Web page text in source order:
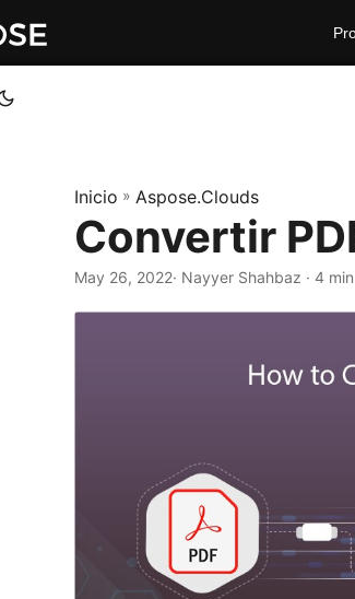
Inicio » Aspose.Clouds
Convertir
May 26, 2022· Nayyer Shahbaz · 4 min